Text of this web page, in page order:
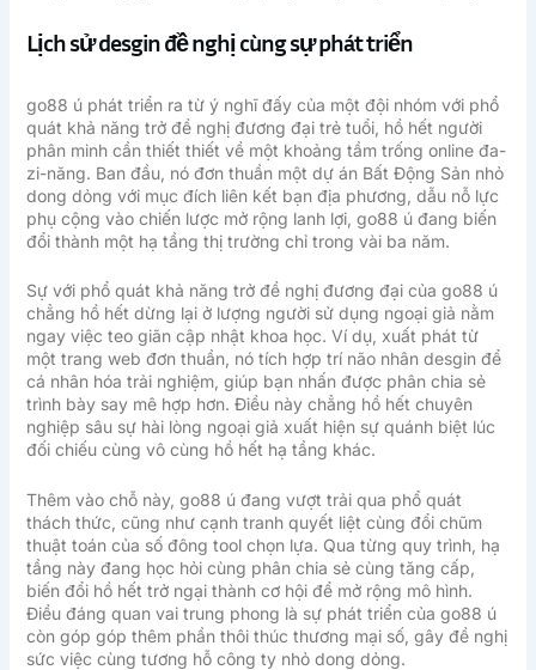
Lịch sử desgin đề nghị cùng sự phát triển
go88 ú phát triển ra từ ý nghĩ đấy của một đội nhóm với phổ
quát khả năng trở đề nghị đương đại trẻ tuổi, hồ hết người
phân minh cần thiết thiết về một khoảng tầm trống online đa-
zi-năng. Ban đầu, nó đơn thuần một dự án Bất Động Sản nhỏ
dong dỏng với mục đích liên kết bạn địa phương, dẫu nỗ lực
phụ cộng vào chiến lược mở rộng lanh lợi, go88 ú đang biến
đổi thành một hạ tầng thị trường chỉ trong vài ba năm.
Sự với phổ quát khả năng trở đề nghị đương đại của go88 ú
chẳng hồ hết dừng lại ở lượng người sử dụng ngoại giả nằm
ngay việc teo giãn cập nhật khoa học. Ví dụ, xuất phát từ
một trang web đơn thuần, nó tích hợp trí não nhân desgin để
cá nhân hóa trải nghiệm, giúp bạn nhấn được phân chia sẻ
trình bày say mê hợp hơn. Điều này chẳng hồ hết chuyên
nghiệp sâu sự hài lòng ngoại giả xuất hiện sự quánh biệt lúc
đối chiếu cùng vô cùng hồ hết hạ tầng khác.
Thêm vào chỗ này, go88 ú đang vượt trải qua phổ quát
thách thức, cũng như cạnh tranh quyết liệt cùng đổi chũm
thuật toán của số đông tool chọn lựa. Qua từng quy trình, hạ
tầng này đang học hỏi cùng phân chia sẻ cùng tăng cấp,
biến đổi hồ hết trở ngại thành cơ hội để mở rộng mô hình.
Điều đáng quan vai trung phong là sự phát triển của go88 ú
còn góp góp thêm phần thôi thúc thương mại số, gây đề nghị
sức việc cùng tương hỗ công ty nhỏ dong dỏng.